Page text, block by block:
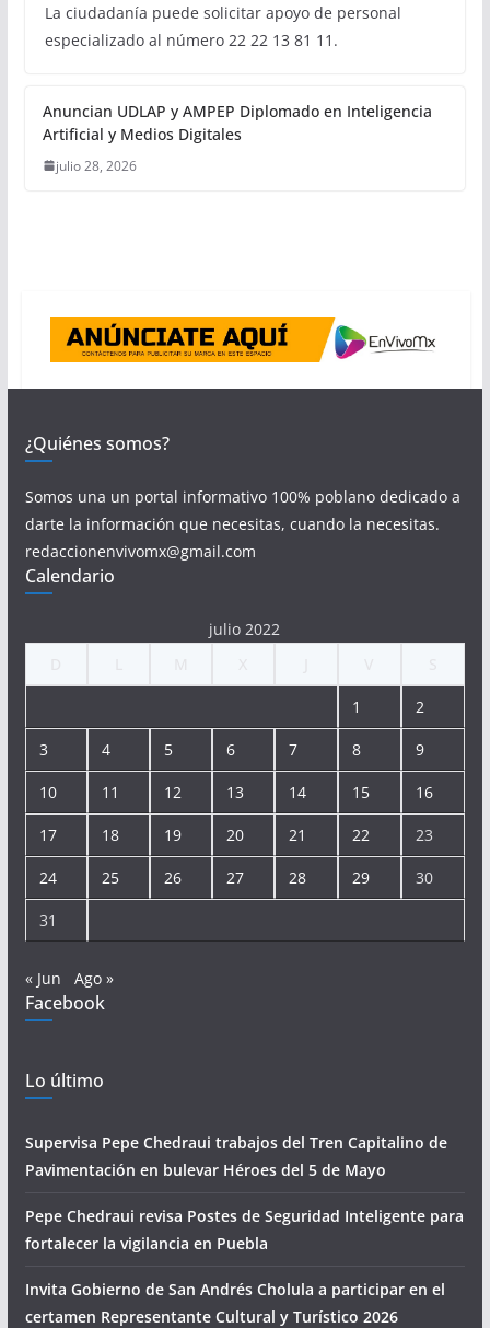
La ciudadanía puede solicitar apoyo de personal
especializado al número 22 22 13 81 11.
Anuncian UDLAP y AMPEP Diplomado en Inteligencia
Artificial y Medios Digitales
julio 28, 2026
¿Quiénes somos?
Somos una un portal informativo 100% poblano dedicado a
darte la información que necesitas, cuando la necesitas.
redaccionenvivomx@gmail.com
Calendario
julio 2022
1 2
3 4 5 6 7 8 9
10 11 12 13 14 15 16
17 18 19 20 21 22 23
24 25 26 27 28 29 30
31
« Jun Ago »
Facebook
Lo último
Supervisa Pepe Chedraui trabajos del Tren Capitalino de
Pavimentación en bulevar Héroes del 5 de Mayo
Pepe Chedraui revisa Postes de Seguridad Inteligente para
fortalecer la vigilancia en Puebla
Invita Gobierno de San Andrés Cholula a participar en el
certamen Representante Cultural y Turístico 2026